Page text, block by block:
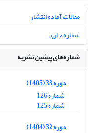
مقالات آماده انتشار
شماره جاری
شماره‌های پیشین نشریه
دوره 33 (1405)
شماره 126
شماره 125
دوره 32 (1404)